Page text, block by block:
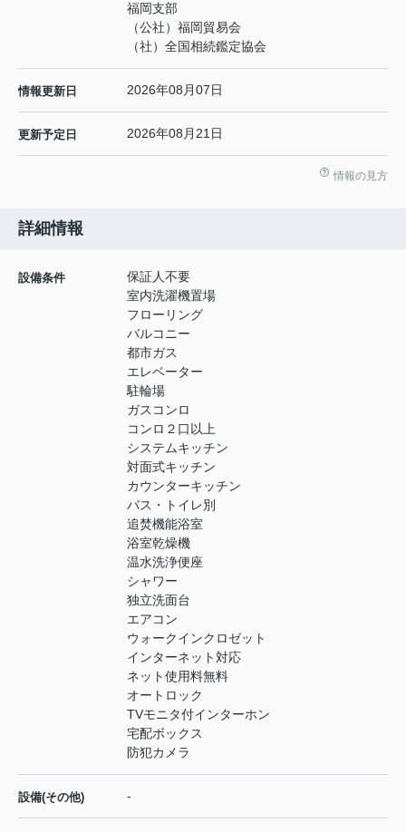
福岡支部
（公社）福岡貿易会
（社）全国相続鑑定協会
情報更新日 2026年08月07日
更新予定日 2026年08月21日
情報の見方
詳細情報
設備条件
保証人不要
室内洗濯機置場
フローリング
バルコニー
都市ガス
エレベーター
駐輪場
ガスコンロ
コンロ２口以上
システムキッチン
対面式キッチン
カウンターキッチン
バス・トイレ別
追焚機能浴室
浴室乾燥機
温水洗浄便座
シャワー
独立洗面台
エアコン
ウォークインクロゼット
インターネット対応
ネット使用料無料
オートロック
TVモニタ付インターホン
宅配ボックス
防犯カメラ
設備(その他) -